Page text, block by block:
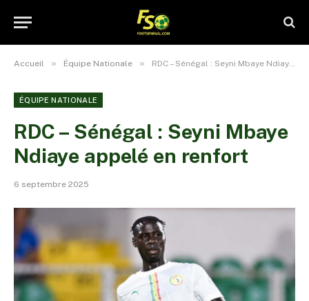
Accueil » Équipe Nationale » RDC – Sénégal : Seyni Mbaye Ndiaye appelé en renfort
ÉQUIPE NATIONALE
RDC – Sénégal : Seyni Mbaye
Ndiaye appelé en renfort
6 septembre 2025